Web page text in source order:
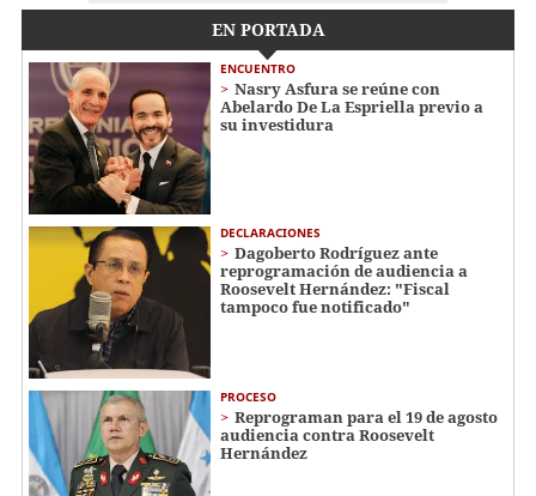
EN PORTADA
ENCUENTRO
Nasry Asfura se reúne con
Abelardo De La Espriella previo a
su investidura
DECLARACIONES
Dagoberto Rodríguez ante
reprogramación de audiencia a
Roosevelt Hernández: "Fiscal
tampoco fue notificado"
PROCESO
Reprograman para el 19 de agosto
audiencia contra Roosevelt
Hernández